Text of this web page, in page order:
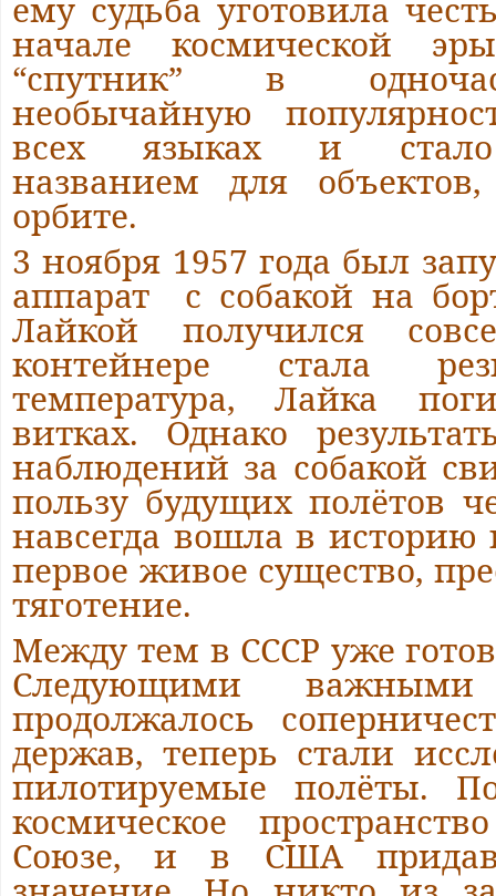
ему судьба уготовила
начале космической
“спутник” в
необычайную
всех языках и стало
названием для
орбите.
3 ноября 1957 года был
аппарат с собакой на
Лайкой получился
контейнере стала
температура, Лайка
витках. Однако
наблюдений за собакой
пользу будущих полётов
навсегда вошла в историю
первое живое существо,
тяготение.
Между тем в СССР уже
Следующими
продолжалось
держав, теперь стали
пилотируемые полёты.
космическое
Союзе, и в США